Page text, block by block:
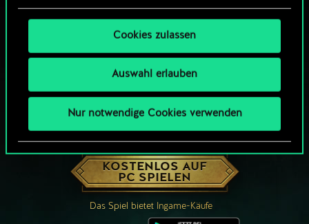
Cookies zulassen
Auswahl erlauben
Nur notwendige Cookies verwenden
WIE WÄR’S MIT EINER RUNDE GWENT?
KOSTENLOS AUF
PC SPIELEN
Das Spiel bietet Ingame-Käufe